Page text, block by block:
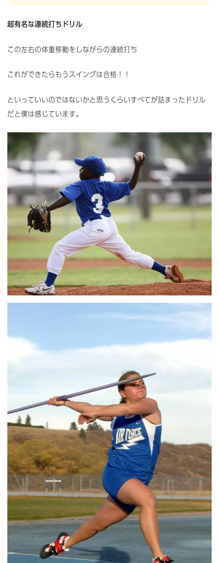
超有名な連続打ちドリル
この左右の体重移動をしながらの連続打ち
これができたらもうスイングは合格！！
といっていいのではないかと思うくらいすべてが詰まったドリル
だと僕は感じています。